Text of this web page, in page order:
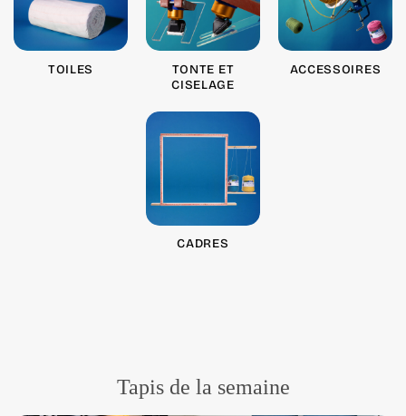
TOILES
TONTE ET
CISELAGE
ACCESSOIRES
CADRES
Tapis de la semaine